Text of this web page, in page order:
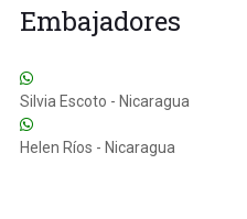
Embajadores
Silvia Escoto - Nicaragua
Helen Ríos - Nicaragua